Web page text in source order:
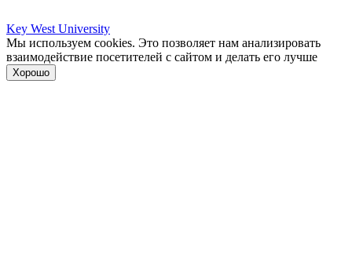
Key West University
Мы используем cookies. Это позволяет нам анализировать
взаимодействие посетителей с сайтом и делать его лучше
Хорошо